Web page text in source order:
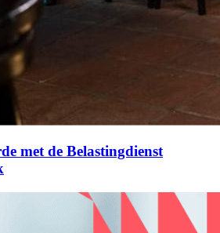
met de Belastingdienst